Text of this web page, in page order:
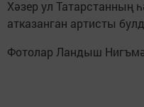
Хәзер ул Татарстанның
атказанган артисты
Фотолар Ландыш